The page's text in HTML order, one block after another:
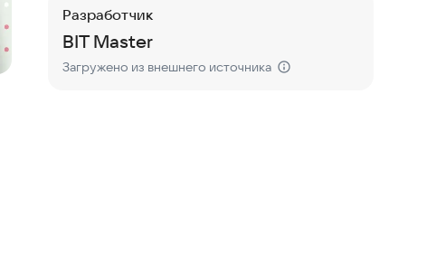
Разработчик
BIT Master
Загружено из внешнего источника